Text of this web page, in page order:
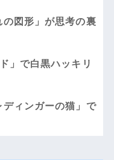
図形」が思考の裏
」で白黒ハッキリ
ィンガーの猫」で